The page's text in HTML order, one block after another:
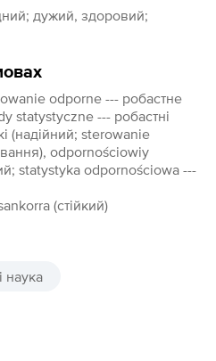
дужий, здоровий;
odporne --- робастне
statystyczne --- робастні
(надійний; sterowanie
odpornościowiy
statystyka odpornościowa ---
(стійкий)
наука